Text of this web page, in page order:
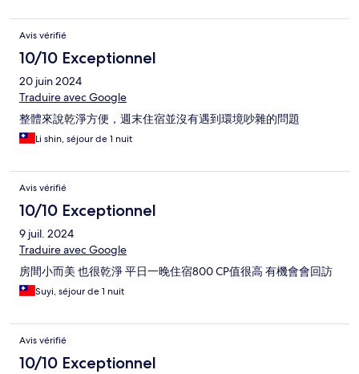
Avis vérifié
10/10 Exceptionnel
20 juin 2024
Traduire avec Google
整體來說乾淨方便，週末住宿並沒有遇到環境吵雜的問題
Li shin, séjour de 1 nuit
Avis vérifié
10/10 Exceptionnel
9 juil. 2024
Traduire avec Google
房間小而美 也很乾淨 平日一晚住宿800 CP值很高 有機會會回訪
Suyi, séjour de 1 nuit
Avis vérifié
10/10 Exceptionnel